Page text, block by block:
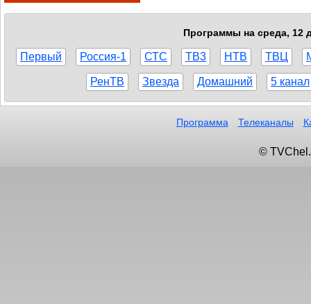
Программы на среда, 12
Первый Россия-1 СТС ТВ3 НТВ ТВЦ
РенТВ Звезда Домашний 5 канал
Программа Телеканалы
©